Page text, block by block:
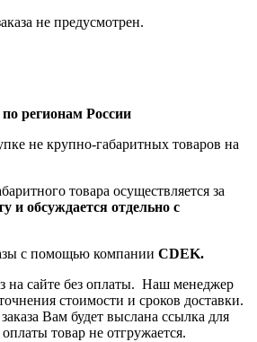
не предусмотрен.
регионам России
не крупно-габаритных товаров на
товара осуществляется за
и обсуждается отдельно с
с помощью компании СDEK.
на сайте без оплаты. Наш менеджер
стоимости и сроков доставки.
Вам будет выслана ссылка для
товар не отгружается.